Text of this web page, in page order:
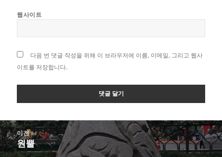
웹사이트
다음 번 댓글 작성을 위해 이 브라우저에 이름, 이메일, 그리고 웹사
이트를 저장합니다.
글
탐
색
이전
이
전
원뿔